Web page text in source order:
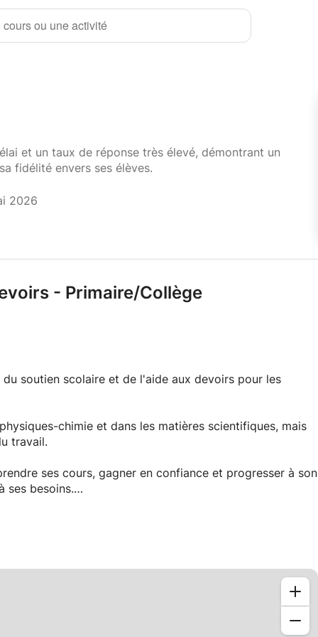
ou une activité
et un taux de réponse très élevé, démontrant un
fidélité envers ses élèves.
2026
- Primaire/Collège
soutien scolaire et de l'aide aux devoirs pour les
chimie et dans les matières scientifiques, mais
travail.
ses cours, gagner en confiance et progresser à son
ses besoins.